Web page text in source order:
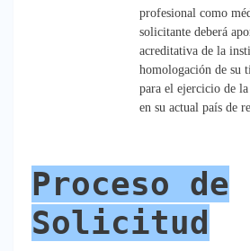
profesional como
solicitante deberá
acreditativa de la
homologación de su
para el ejercicio de
en su actual país de
Proceso de
Solicitud